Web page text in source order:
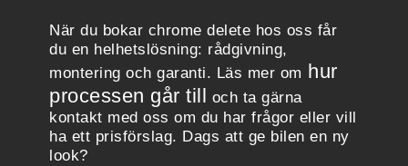
När du bokar chrome delete hos oss får
du en helhetslösning: rådgivning,
montering och garanti. Läs mer om hur
processen går till och ta gärna
kontakt med oss om du har frågor eller vill
ha ett prisförslag. Dags att ge bilen en ny
look?